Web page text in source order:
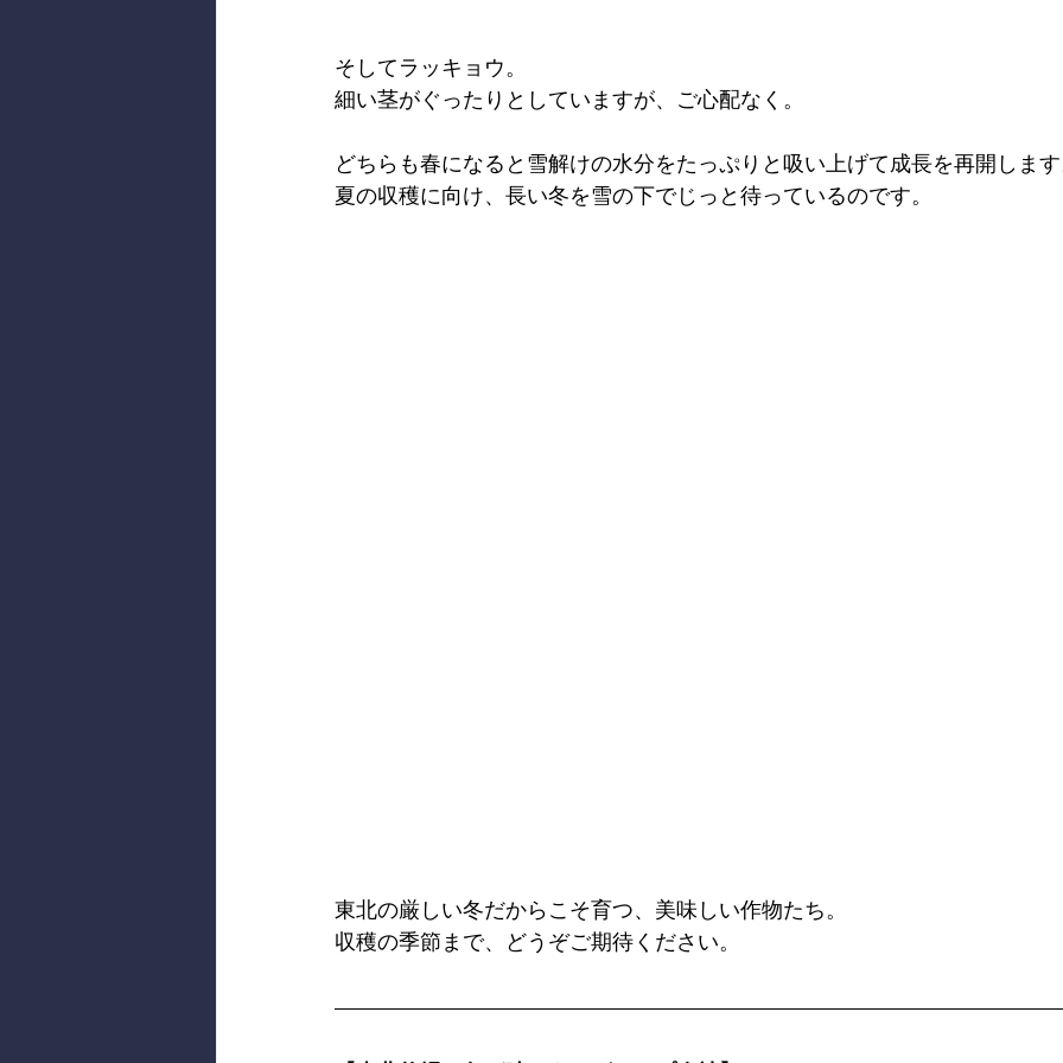
そしてラッキョウ。
細い茎がぐったりとしていますが、ご心配なく。
どちらも春になると雪解けの水分をたっぷりと吸い上げて成長を再開しま
夏の収穫に向け、長い冬を雪の下でじっと待っているのです。
東北の厳しい冬だからこそ育つ、美味しい作物たち。
収穫の季節まで、どうぞご期待ください。